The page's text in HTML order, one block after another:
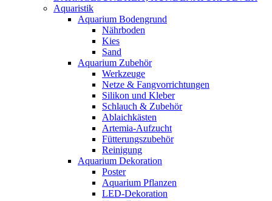
Aquaristik
Aquarium Bodengrund
Nährboden
Kies
Sand
Aquarium Zubehör
Werkzeuge
Netze & Fangvorrichtungen
Silikon und Kleber
Schlauch & Zubehör
Ablaichkästen
Artemia-Aufzucht
Fütterungszubehör
Reinigung
Aquarium Dekoration
Poster
Aquarium Pflanzen
LED-Dekoration